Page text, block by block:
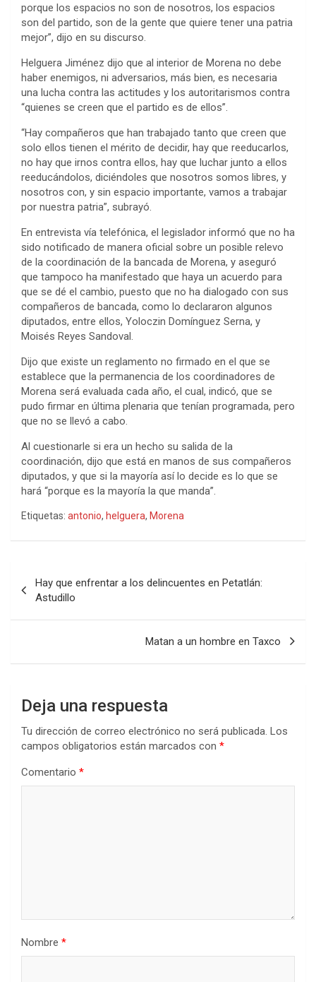
porque los espacios no son de nosotros, los espacios
son del partido, son de la gente que quiere tener una patria
mejor”, dijo en su discurso.
Helguera Jiménez dijo que al interior de Morena no debe
haber enemigos, ni adversarios, más bien, es necesaria
una lucha contra las actitudes y los autoritarismos contra
“quienes se creen que el partido es de ellos”.
“Hay compañeros que han trabajado tanto que creen que
solo ellos tienen el mérito de decidir, hay que reeducarlos,
no hay que irnos contra ellos, hay que luchar junto a ellos
reeducándolos, diciéndoles que nosotros somos libres, y
nosotros con, y sin espacio importante, vamos a trabajar
por nuestra patria”, subrayó.
En entrevista vía telefónica, el legislador informó que no ha
sido notificado de manera oficial sobre un posible relevo
de la coordinación de la bancada de Morena, y aseguró
que tampoco ha manifestado que haya un acuerdo para
que se dé el cambio, puesto que no ha dialogado con sus
compañeros de bancada, como lo declararon algunos
diputados, entre ellos, Yoloczin Domínguez Serna, y
Moisés Reyes Sandoval.
Dijo que existe un reglamento no firmado en el que se
establece que la permanencia de los coordinadores de
Morena será evaluada cada año, el cual, indicó, que se
pudo firmar en última plenaria que tenían programada, pero
que no se llevó a cabo.
Al cuestionarle si era un hecho su salida de la
coordinación, dijo que está en manos de sus compañeros
diputados, y que si la mayoría así lo decide es lo que se
hará “porque es la mayoría la que manda”.
Etiquetas: antonio, helguera, Morena
de
entradas
Hay que enfrentar a los delincuentes en Petatlán:
Astudillo
Matan a un hombre en Taxco
Deja una respuesta
Tu dirección de correo electrónico no será publicada. Los
campos obligatorios están marcados con *
Comentario *
Nombre *